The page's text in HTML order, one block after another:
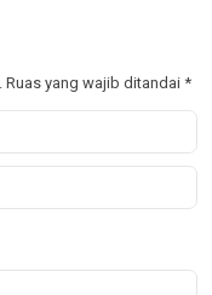
Ruas yang wajib ditandai *